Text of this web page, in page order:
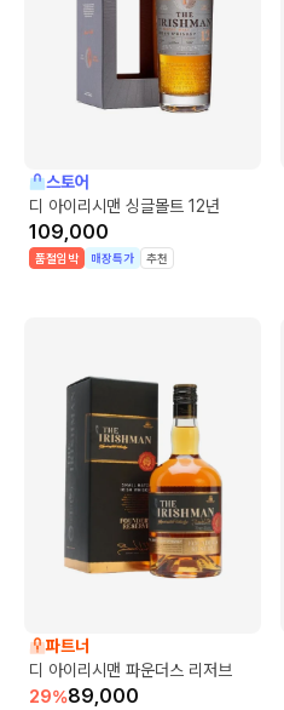
스토어
디 아이리시맨 싱글몰트 12년
109,000
품절임박 매장특가 추천
파트너
디 아이리시맨 파운더스 리저브
29%89,000